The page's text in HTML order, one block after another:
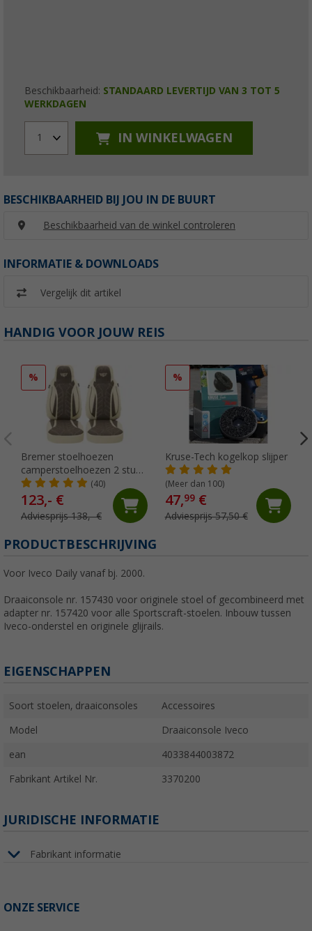
Beschikbaarheid: STANDAARD LEVERTIJD VAN 3 TOT 5
WERKDAGEN
1 IN WINKELWAGEN
BESCHIKBAARHEID BIJ JOU IN DE BUURT
Beschikbaarheid van de winkel controleren
INFORMATIE & DOWNLOADS
Vergelijk dit artikel
HANDIG VOOR JOUW REIS
%
Bremer stoelhoezen
camperstoelhoezen 2 stuks
voor Ducato / Jumper /
Boxer beige/bruin
(40)
123,- €
Adviesprijs 138,- €
%
Kruse-Tech kogelkop slijper
(Meer dan 100)
47,99€
Adviesprijs 57,50 €
PRODUCTBESCHRIJVING
Voor Iveco Daily vanaf bj. 2000.
Draaiconsole nr. 157430 voor originele stoel of gecombineerd met
adapter nr. 157420 voor alle Sportscraft-stoelen. Inbouw tussen
Iveco-onderstel en originele glijrails.
EIGENSCHAPPEN
Soort stoelen, draaiconsoles Accessoires
Model Draaiconsole Iveco
ean 4033844003872
Fabrikant Artikel Nr. 3370200
JURIDISCHE INFORMATIE
Fabrikant informatie
ONZE SERVICE